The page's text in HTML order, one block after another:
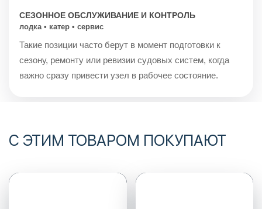
СЕЗОННОЕ ОБСЛУЖИВАНИЕ И КОНТРОЛЬ
лодка • катер • сервис
Такие позиции часто берут в момент подготовки к
сезону, ремонту или ревизии судовых систем, когда
важно сразу привести узел в рабочее состояние.
С ЭТИМ ТОВАРОМ ПОКУПАЮТ